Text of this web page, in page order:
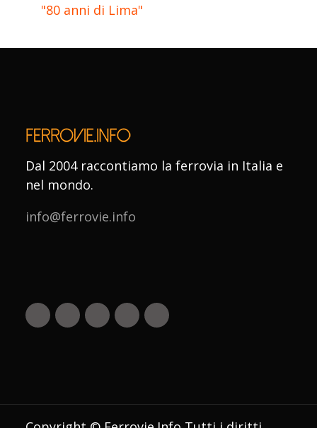
"80 anni di Lima"
Dal 2004 raccontiamo la ferrovia in Italia e
nel mondo.
info@ferrovie.info